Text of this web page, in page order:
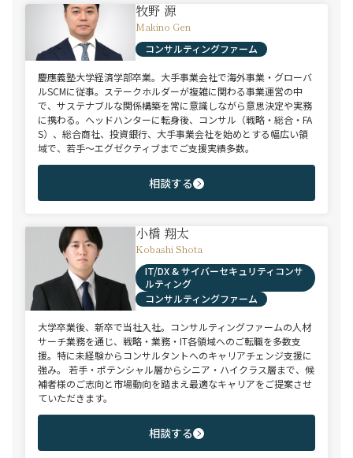
牧野 源
Makino Gen
コンサルティングファーム
慶應義塾大学経済学部卒業。大手事業会社で海外事業・グローバ
ルSCMに従事。ステークホルダーが複雑に関わる事業運営の中
で、サステナブルな関係構築を常に意識しながら意思決定や実務
に携わる。ヘッドハンターに転身後、コンサル（戦略・総合・FA
S）、総合商社、投資銀行、大手事業会社を始めとする幅広い領
域で、若手～エグゼクティブまでご支援実績多数。
相談する
小橋 翔太
Kobashi Shota
IT/DX & サイバーセキュリティコンサ
ルティング
コンサルティングファーム
大学卒業後、新卒で当社入社。コンサルティングファームの人材
サーチ業務を通じ、戦略・業務・IT各領域へのご転職を多数支
援。特に未経験からコンサルタントへのキャリアチェンジ支援に
強み。 若手・ポテンシャル層からシニア・ハイクラス層まで、候
補者様のご志向と市場動向を踏まえ最適なキャリアをご提案させ
ていただきます。
相談する